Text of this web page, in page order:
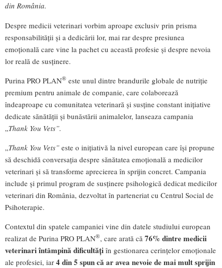
din România.
Despre medicii veterinari vorbim aproape exclusiv prin prisma
responsabilității și a dedicării lor, mai rar despre presiunea
emoțională care vine la pachet cu această profesie și despre nevoia
lor reală de susținere.
Purina PRO PLAN® este unul dintre brandurile globale de nutriție
premium pentru animale de companie, care colaborează
îndeaproape cu comunitatea veterinară și susține constant inițiative
dedicate sănătății și bunăstării animalelor, lanseaza campania
„Thank You Vets”.
„Thank You Vets” este o inițiativă la nivel european care își propune
să deschidă conversația despre sănătatea emoțională a medicilor
veterinari și să transforme aprecierea în sprijin concret. Campania
include și primul program de susținere psihologică dedicat medicilor
veterinari din România, dezvoltat în parteneriat cu Centrul Social de
Psihoterapie.
Contextul din spatele campaniei vine din datele studiului european
realizat de Purina PRO PLAN®, care arată că 76% dintre medicii
veterinari întâmpină dificultăți în gestionarea cerințelor emoționale
ale profesiei, iar 4 din 5 spun că ar avea nevoie de mai mult sprijin